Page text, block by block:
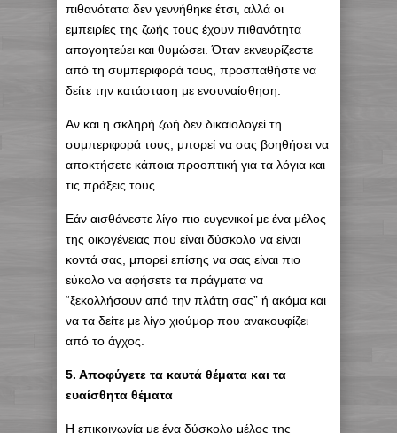
πιθανότατα δεν γεννήθηκε έτσι, αλλά οι
εμπειρίες της ζωής τους έχουν πιθανότητα
απογοητεύει και θυμώσει. Όταν εκνευρίζεστε
από τη συμπεριφορά τους, προσπαθήστε να
δείτε την κατάσταση με ενσυναίσθηση.
Αν και η σκληρή ζωή δεν δικαιολογεί τη
συμπεριφορά τους, μπορεί να σας βοηθήσει να
αποκτήσετε κάποια προοπτική για τα λόγια και
τις πράξεις τους.
Εάν αισθάνεστε λίγο πιο ευγενικοί με ένα μέλος
της οικογένειας που είναι δύσκολο να είναι
κοντά σας, μπορεί επίσης να σας είναι πιο
εύκολο να αφήσετε τα πράγματα να
“ξεκολλήσουν από την πλάτη σας” ή ακόμα και
να τα δείτε με λίγο χιούμορ που ανακουφίζει
από το άγχος.
5. Αποφύγετε τα καυτά θέματα και τα
ευαίσθητα θέματα
Η επικοινωνία με ένα δύσκολο μέλος της